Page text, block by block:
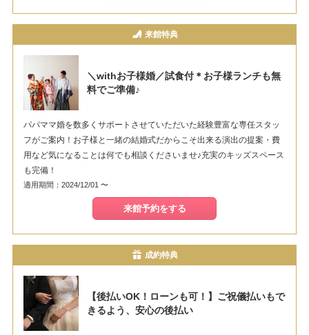
来館特典
＼withお子様婚／試食付＊お子様ランチも無
料でご準備♪
パパママ婚を数多くサポートさせていただいた経験豊富な専任スタッ
フがご案内！お子様と一緒の結婚式だからこそ出来る演出の提案・費
用など気になることは何でも相談くださいませ♪充実のキッズスペース
も完備！
適用期間：2024/12/01 〜
来館予約をする
成約特典
【後払いOK！ローンも可！】ご祝儀払いもで
きるよう、安心の後払い